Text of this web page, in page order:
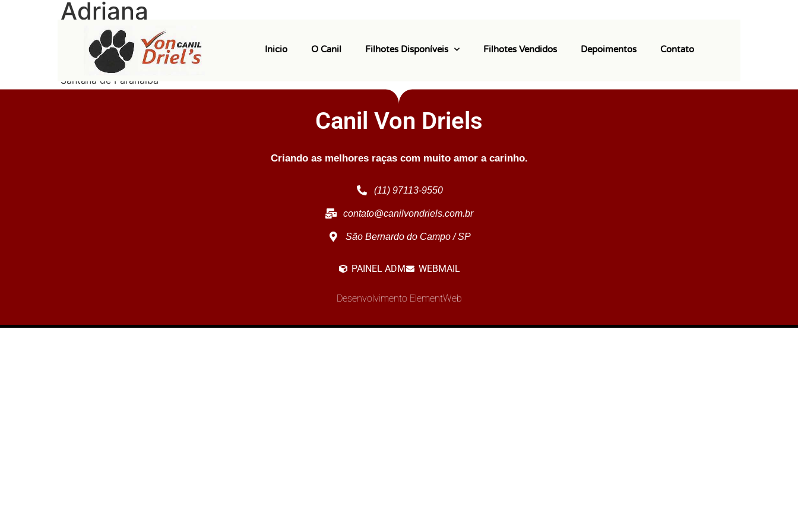
Inicio O Canil Filhotes Disponíveis Filhotes Vendidos Depoimentos Contato
Adriana
Estamos muito felizes com o nosso doguimho Lucke.Gostariamos de agradecer todo carinho e atencao dispensada e o zelo que vcs tem
com os filhotes. .Nao conheciamos o canil mas com certeza indicaremos .Muito obrigada.
Santana de Paranaiba
Canil Von Driels
Criando as melhores raças com muito amor a carinho.
(11) 97113-9550
contato@canilvondriels.com.br
São Bernardo do Campo / SP
PAINEL ADM WEBMAIL
Desenvolvimento ElementWeb